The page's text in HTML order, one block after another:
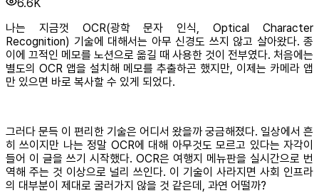
6.6K
나는 지금껏 OCR(광학 문자 인식, Optical Character
Recognition) 기술에 대해서는 아무 신경도 쓰지 않고 살아왔다. 종
이에 끄적인 메모를 노션으로 옮길 때 사용한 것이 전부였다. 처음에는
별도의 OCR 앱을 설치해 메모를 추출하곤 했지만, 이제는 카메라 앱
만 있으면 바로 복사할 수 있게 되었다.
그러다 문득 이 편리한 기술은 어디서 왔을까 궁금해졌다. 일상에서 흔
히 쓰이지만 나는 정말 OCR에 대해 아무것도 모르고 있다는 자각이
들어 이 글을 쓰기 시작했다. OCR은 여행지 메뉴판을 실시간으로 번
역해 주는 것 이상으로 널리 쓰인다. 이 기술이 사라지면 사회 인프라
의 대부분이 제대로 굴러가지 않을 것 같은데, 과연 어떨까?